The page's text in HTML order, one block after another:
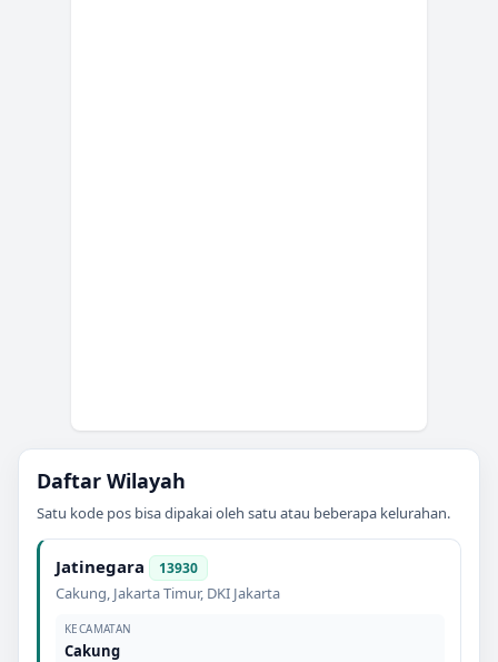
Daftar Wilayah
Satu kode pos bisa dipakai oleh satu atau beberapa kelurahan.
Jatinegara 13930
Cakung, Jakarta Timur, DKI Jakarta
KECAMATAN
Cakung